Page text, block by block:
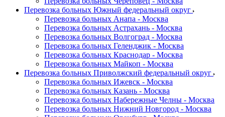
Перевозка больных Южный федеральный округ
Перевозка больных Анапа - Москва
Перевозка больных Астрахань - Москва
Перевозка больных Волгоград - Москва
Перевозка больных Геленджик - Москва
Перевозка больных Краснодар - Москва
Перевозка больных Майкоп - Москва
Перевозка больных Приволжский федеральный округ
Перевозка больных Ижевск - Москва
Перевозка больных Казань - Москва
Перевозка больных Набережные Челны - Москва
Перевозка больных Нижний Новгород - Москва